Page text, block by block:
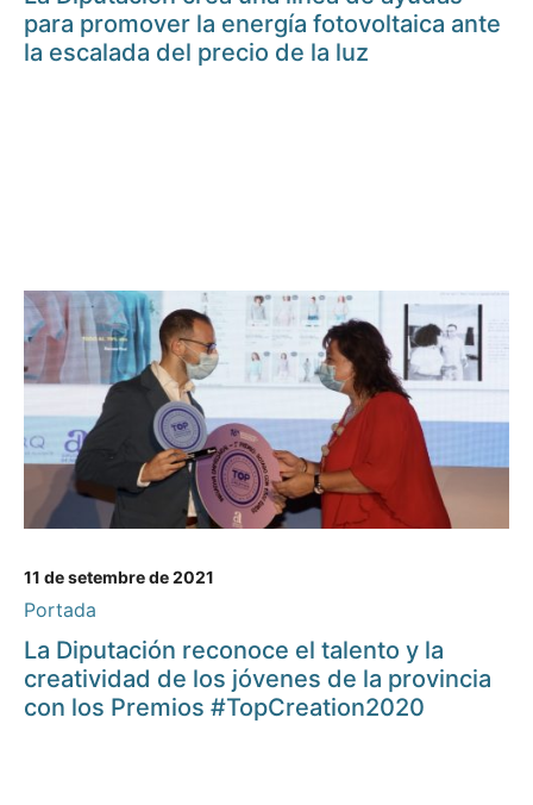
para promover la energía fotovoltaica ante
la escalada del precio de la luz
11 de setembre de 2021
Portada
La Diputación reconoce el talento y la
creatividad de los jóvenes de la provincia
con los Premios #TopCreation2020